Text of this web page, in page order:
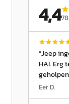
4,478
“Jeep
HAI. Erg
Eer D.